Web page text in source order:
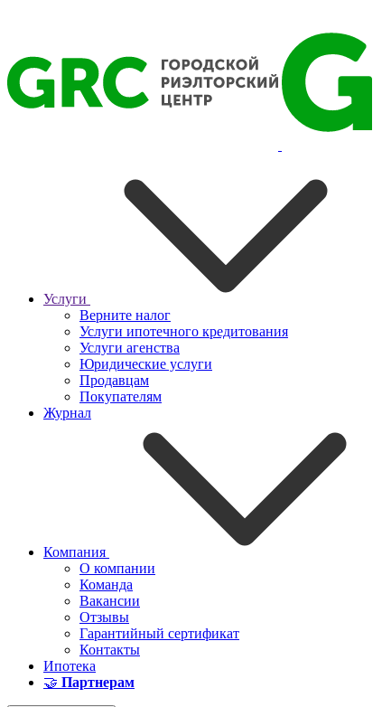
Услуги
Верните налог
Услуги ипотечного кредитования
Услуги агенства
Юридические услуги
Продавцам
Покупателям
Журнал
Компания
О компании
Команда
Вакансии
Отзывы
Гарантийный сертификат
Контакты
Ипотека
🤝 Партнерам